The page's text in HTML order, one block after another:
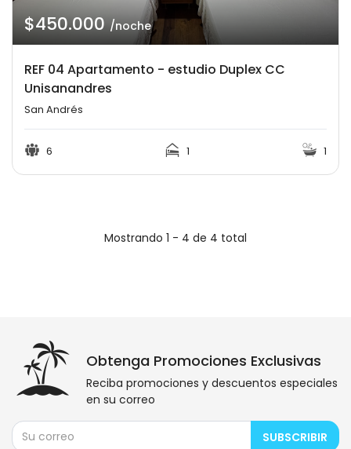
$450.000/noche
REF 04 Apartamento - estudio Duplex CC
Unisanandres
San Andrés
6 1 1
Mostrando 1 - 4 de 4 total
Obtenga Promociones Exclusivas
Reciba promociones y descuentos especiales
en su correo
SUBSCRIBIR